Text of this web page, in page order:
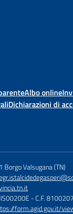
Albo online
Dichiarazioni di
Borgo Valsugana (TN)
- C.F.
form.agid.gov.it/